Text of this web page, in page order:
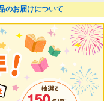
のお届けについて